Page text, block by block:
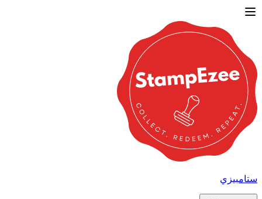
ستامبيزي